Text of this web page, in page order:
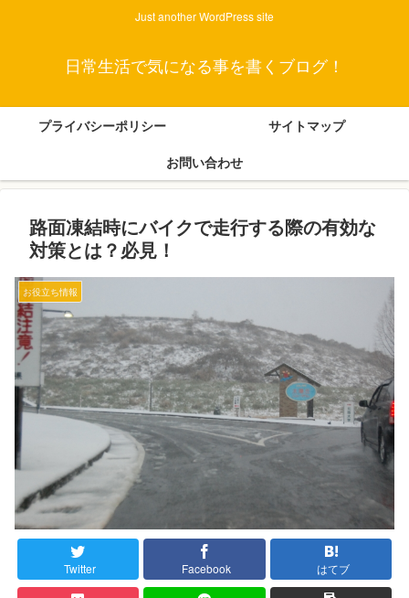
Just another WordPress site
日常生活で気になる事を書くブログ！
プライバシーポリシー
サイトマップ
お問い合わせ
路面凍結時にバイクで走行する際の有効な
対策とは？必見！
お役立ち情報
Twitter Facebook はてブ